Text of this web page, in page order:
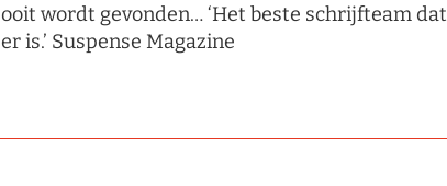
ooit wordt gevonden… ‘Het beste schrijfteam dat
er is.’ Suspense Magazine